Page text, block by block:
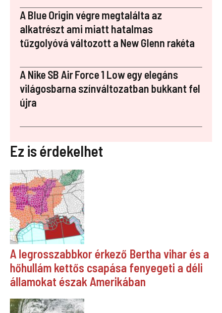
A Blue Origin végre megtalálta az
alkatrészt ami miatt hatalmas
tűzgolyóvá változott a New Glenn rakéta
A Nike SB Air Force 1 Low egy elegáns
világosbarna színváltozatban bukkant fel
újra
Ez is érdekelhet
A legrosszabbkor érkező Bertha vihar és a
hőhullám kettős csapása fenyegeti a déli
államokat észak Amerikában